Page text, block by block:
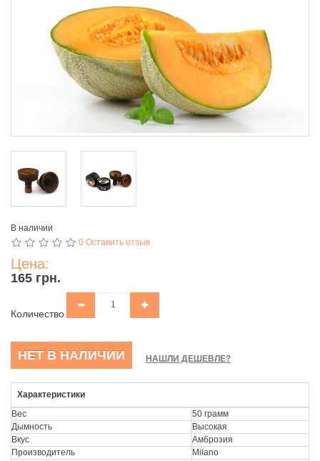
В наличии
0 Оставить отзыв
Цена:
165 грн.
Количество
НЕТ В НАЛИЧИИ НАШЛИ ДЕШЕВЛЕ?
Характеристики
Вес
50 грамм
Дымность
Высокая
Вкус
Амброзия
Производитель
Milano